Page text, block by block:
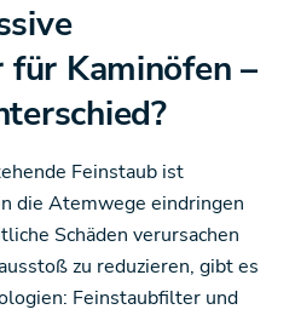
Kaminöfen –
Feinstaub ist
die Atemwege eindringen
Schäden verursachen
zu reduzieren, gibt es
Feinstaubfilter und